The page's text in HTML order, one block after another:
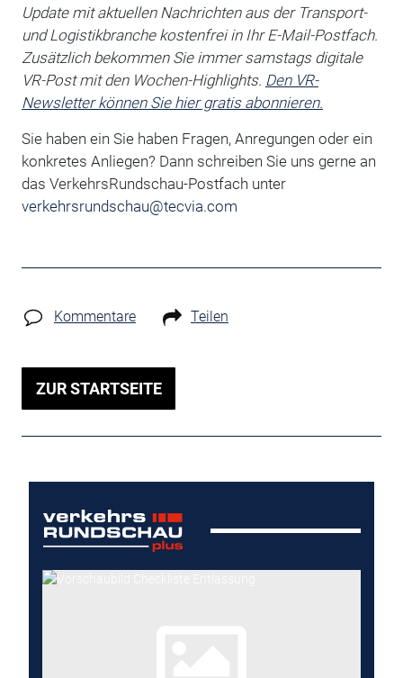
Update mit aktuellen Nachrichten aus der Transport-
und Logistikbranche kostenfrei in Ihr E-Mail-Postfach.
Zusätzlich bekommen Sie immer samstags digitale
VR-Post mit den Wochen-Highlights. Den VR-
Newsletter können Sie hier gratis abonnieren.
Sie haben ein Sie haben Fragen, Anregungen oder ein
konkretes Anliegen? Dann schreiben Sie uns gerne an
das VerkehrsRundschau-Postfach unter
verkehrsrundschau@tecvia.com
Kommentare Teilen
ZUR STARTSEITE